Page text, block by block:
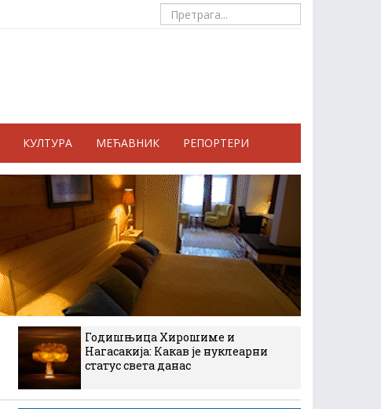
КУЛТУРА МЕЋАВНИК РЕПОРТЕРИ
Годишњица Хирошиме и
Нагасакија: Какав је нуклеарни
статус света данас